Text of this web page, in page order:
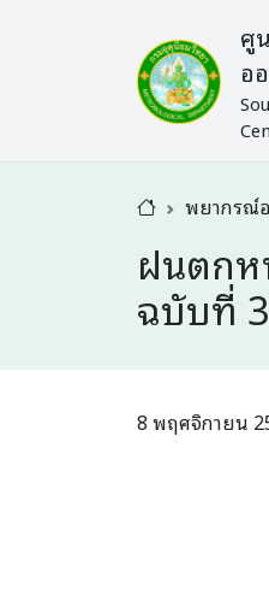
ศู
อ
พยากรณ์
ฝนตกห
ฉบับที่
8 พฤศจิกายน